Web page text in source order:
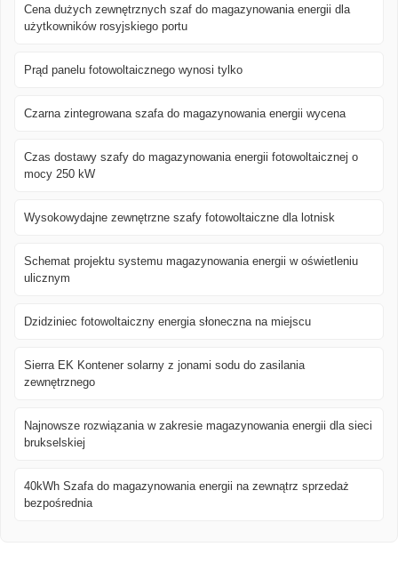
Cena dużych zewnętrznych szaf do magazynowania energii dla
użytkowników rosyjskiego portu
Prąd panelu fotowoltaicznego wynosi tylko
Czarna zintegrowana szafa do magazynowania energii wycena
Czas dostawy szafy do magazynowania energii fotowoltaicznej o
mocy 250 kW
Wysokowydajne zewnętrzne szafy fotowoltaiczne dla lotnisk
Schemat projektu systemu magazynowania energii w oświetleniu
ulicznym
Dzidziniec fotowoltaiczny energia słoneczna na miejscu
Sierra EK Kontener solarny z jonami sodu do zasilania
zewnętrznego
Najnowsze rozwiązania w zakresie magazynowania energii dla sieci
brukselskiej
40kWh Szafa do magazynowania energii na zewnątrz sprzedaż
bezpośrednia